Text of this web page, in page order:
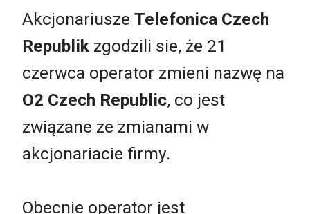
Akcjonariusze Telefonica Czech
Republik zgodzili sie, że 21
czerwca operator zmieni nazwę na
O2 Czech Republic, co jest
związane ze zmianami w
akcjonariacie firmy.
Obecnie operator jest